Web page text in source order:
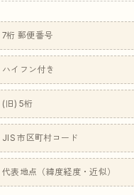
7桁 郵便番号
ハイフン付き
(旧) 5桁
JIS 市区町村コード
代表地点（緯度経度・近似）